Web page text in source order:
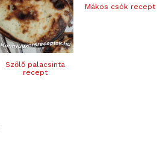
Szőlő palacsinta
recept
Mákos csók recept